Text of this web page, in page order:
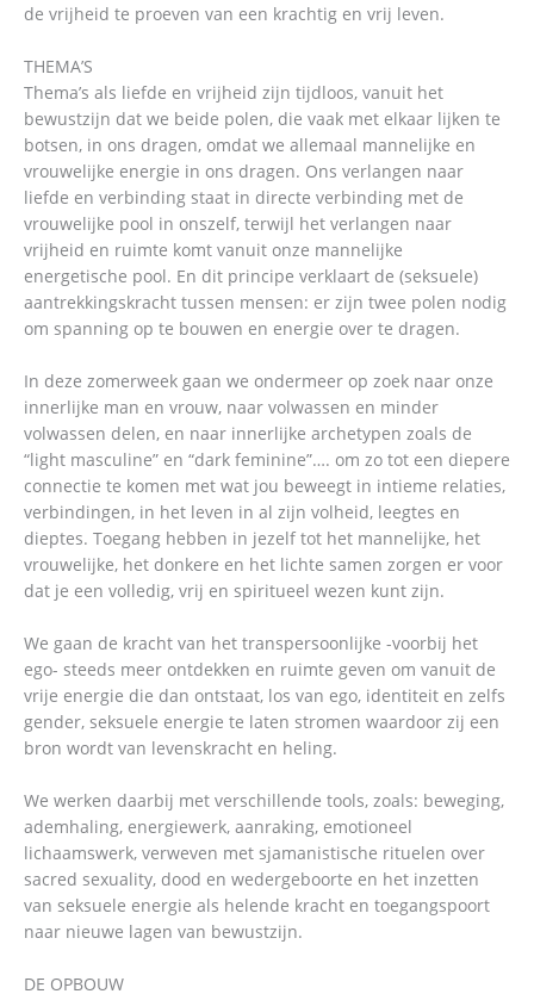
de vrijheid te proeven van een krachtig en vrij leven.
THEMA’S
Thema’s als liefde en vrijheid zijn tijdloos, vanuit het
bewustzijn dat we beide polen, die vaak met elkaar lijken te
botsen, in ons dragen, omdat we allemaal mannelijke en
vrouwelijke energie in ons dragen. Ons verlangen naar
liefde en verbinding staat in directe verbinding met de
vrouwelijke pool in onszelf, terwijl het verlangen naar
vrijheid en ruimte komt vanuit onze mannelijke
energetische pool. En dit principe verklaart de (seksuele)
aantrekkingskracht tussen mensen: er zijn twee polen nodig
om spanning op te bouwen en energie over te dragen.
In deze zomerweek gaan we ondermeer op zoek naar onze
innerlijke man en vrouw, naar volwassen en minder
volwassen delen, en naar innerlijke archetypen zoals de
“light masculine” en “dark feminine”…. om zo tot een diepere
connectie te komen met wat jou beweegt in intieme relaties,
verbindingen, in het leven in al zijn volheid, leegtes en
dieptes. Toegang hebben in jezelf tot het mannelijke, het
vrouwelijke, het donkere en het lichte samen zorgen er voor
dat je een volledig, vrij en spiritueel wezen kunt zijn.
We gaan de kracht van het transpersoonlijke -voorbij het
ego- steeds meer ontdekken en ruimte geven om vanuit de
vrije energie die dan ontstaat, los van ego, identiteit en zelfs
gender, seksuele energie te laten stromen waardoor zij een
bron wordt van levenskracht en heling.
We werken daarbij met verschillende tools, zoals: beweging,
ademhaling, energiewerk, aanraking, emotioneel
lichaamswerk, verweven met sjamanistische rituelen over
sacred sexuality, dood en wedergeboorte en het inzetten
van seksuele energie als helende kracht en toegangspoort
naar nieuwe lagen van bewustzijn.
DE OPBOUW